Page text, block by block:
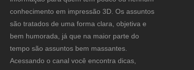
conhecimento em impressão 3D. Os assuntos
são tratados de uma forma clara, objetiva e
bem humorada, já que na maior parte do
tempo são assuntos bem massantes.
Acessando o canal você encontra dicas,